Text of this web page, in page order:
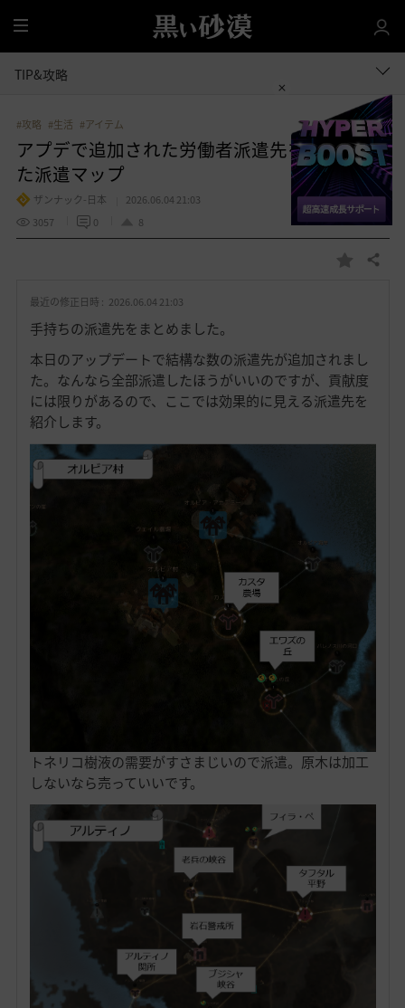
全
体
TIP&攻略
#攻略 #生活 #アイテム
アプデで追加された労働者派遣先を中心とし
た派遣マップ
ザンナック-日本
2026.06.04 21:03
3057
0 8
お
り
共有する
最近の修正日時 : 2026.06.04 21:03
手持ちの派遣先をまとめました。
本日のアップデートで結構な数の派遣先が追加されまし
た。なんなら全部派遣したほうがいいのですが、貢献度
には限りがあるので、ここでは効果的に見える派遣先を
紹介します。
トネリコ樹液の需要がすさまじいので派遣。原木は加工
しないなら売っていいです。